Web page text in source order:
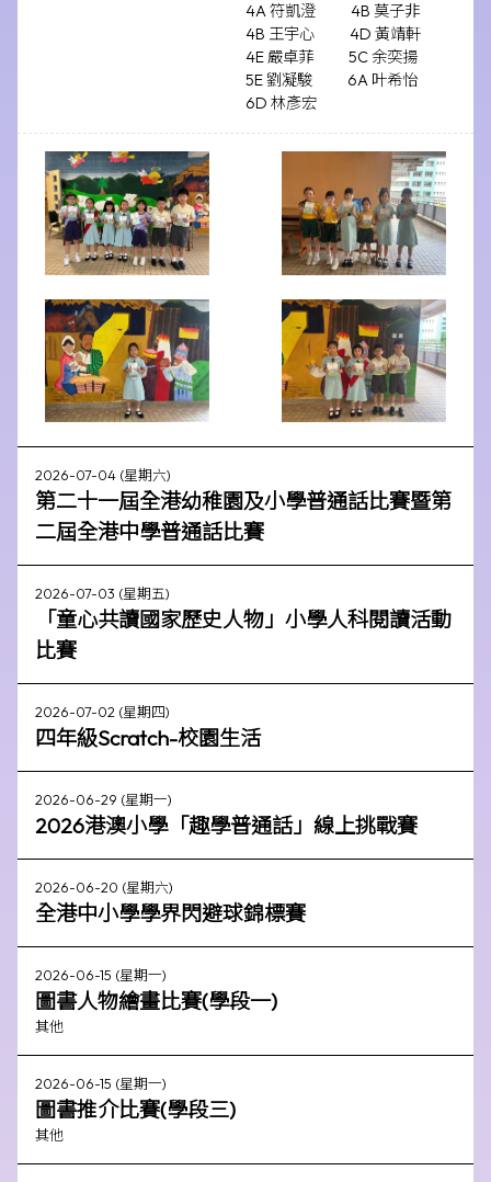
4A 符凱澄
4B 莫子非
4B 王宇心
4D 黃靖軒
4E 嚴卓菲
5C 余奕揚
5E 劉凝駿
6A 叶希怡
6D 林彥宏
2026-07-04 (星期六)
第二十一屆全港幼稚園及小學普通話比賽暨第
二屆全港中學普通話比賽
2026-07-03 (星期五)
「童心共讀國家歷史人物」小學人科閱讀活動
比賽
2026-07-02 (星期四)
四年級Scratch-校園生活
2026-06-29 (星期一)
2026港澳小學「趣學普通話」線上挑戰賽
2026-06-20 (星期六)
全港中小學學界閃避球錦標賽
2026-06-15 (星期一)
圖書人物繪畫比賽(學段一)
其他
2026-06-15 (星期一)
圖書推介比賽(學段三)
其他